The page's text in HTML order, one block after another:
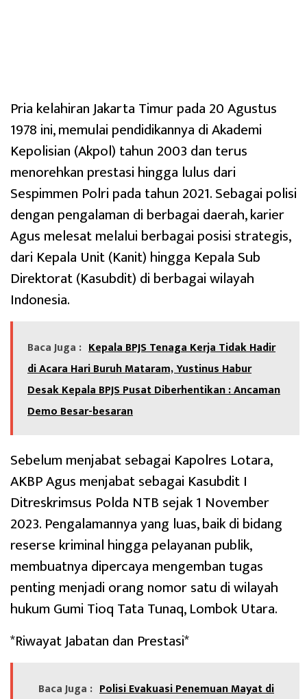
Pria kelahiran Jakarta Timur pada 20 Agustus
1978 ini, memulai pendidikannya di Akademi
Kepolisian (Akpol) tahun 2003 dan terus
menorehkan prestasi hingga lulus dari
Sespimmen Polri pada tahun 2021. Sebagai polisi
dengan pengalaman di berbagai daerah, karier
Agus melesat melalui berbagai posisi strategis,
dari Kepala Unit (Kanit) hingga Kepala Sub
Direktorat (Kasubdit) di berbagai wilayah
Indonesia.
Baca Juga : Kepala BPJS Tenaga Kerja Tidak Hadir
di Acara Hari Buruh Mataram, Yustinus Habur
Desak Kepala BPJS Pusat Diberhentikan : Ancaman
Demo Besar-besaran
Sebelum menjabat sebagai Kapolres Lotara,
AKBP Agus menjabat sebagai Kasubdit I
Ditreskrimsus Polda NTB sejak 1 November
2023. Pengalamannya yang luas, baik di bidang
reserse kriminal hingga pelayanan publik,
membuatnya dipercaya mengemban tugas
penting menjadi orang nomor satu di wilayah
hukum Gumi Tioq Tata Tunaq, Lombok Utara.
*Riwayat Jabatan dan Prestasi*
Baca Juga : ‎Polisi Evakuasi Penemuan Mayat di